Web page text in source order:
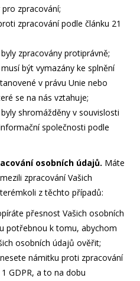
zpracování;
zpracování podle článku 21
zpracovány protiprávně;
být vymazány ke splnění
v právu Unie nebo
se na nás vztahuje;
shromážděny v souvislosti
společnosti podle
osobních údajů. Máte
zpracování Vašich
z těchto případů:
přesnost Vašich osobních
potřebnou k tomu, abychom
osobních údajů ověřit;
námitku proti zpracování
GDPR, a to na dobu